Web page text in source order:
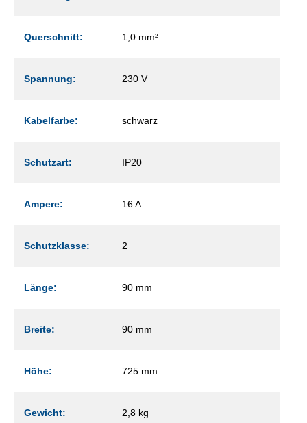
Querschnitt: 1,0 mm²
Spannung: 230 V
Kabelfarbe: schwarz
Schutzart: IP20
Ampere: 16 A
Schutzklasse: 2
Länge: 90 mm
Breite: 90 mm
Höhe: 725 mm
Gewicht: 2,8 kg